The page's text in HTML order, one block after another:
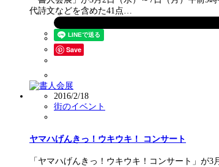
代詩文などを含めた41点…
Save
2016/2/18
街のイベント
ヤマハげんきっ！ウキウキ！ コンサート
「ヤマハげんきっ！ウキウキ！コンサート」が